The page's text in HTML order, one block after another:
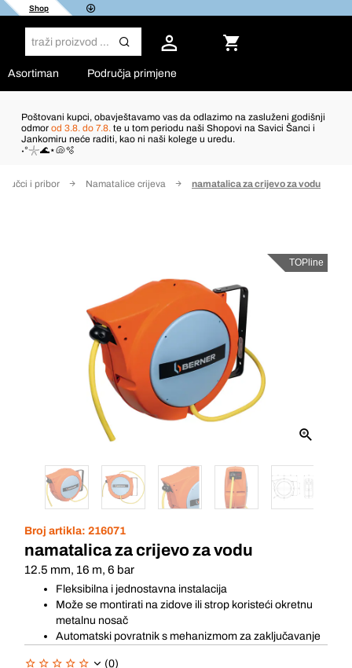
Shop
Asortiman Područja primjene
Poštovani kupci, obavještavamo vas da odlazimo na zasluženi godišnji
odmor od 3.8. do 7.8. te u tom periodu naši Shopovi na Savici Šanci i
Jankomiru neće raditi, kao ni naši kolege u uredu.
˖°𓇼🌊⋆🐚🫧
i pribor Namatalice crijeva namatalica za crijevo za vodu
TOPline
Broj artikla: 216071
namatalica za crijevo za vodu
12.5 mm, 16 m, 6 bar
Fleksibilna i jednostavna instalacija
Može se montirati na zidove ili strop koristeći okretnu
metalnu nosač
Automatski povratnik s mehanizmom za zaključavanje
(0)